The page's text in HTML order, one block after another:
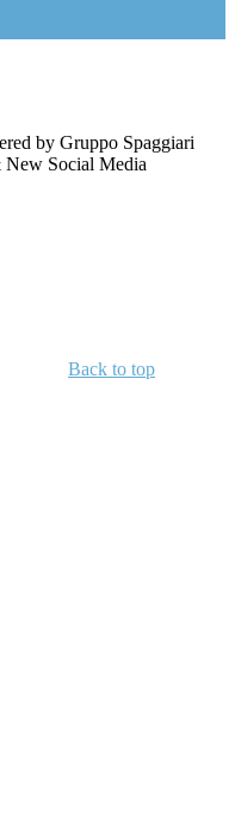
by Gruppo Spaggiari
Social Media
Back to top